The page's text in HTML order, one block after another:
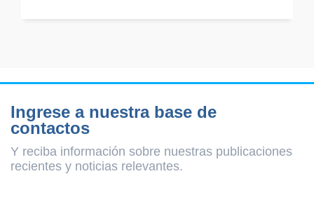
Ingrese a nuestra base de
contactos
Y reciba información sobre nuestras publicaciones
recientes y noticias relevantes.